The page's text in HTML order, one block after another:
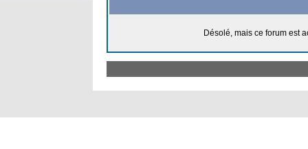
Désolé, mais ce forum est